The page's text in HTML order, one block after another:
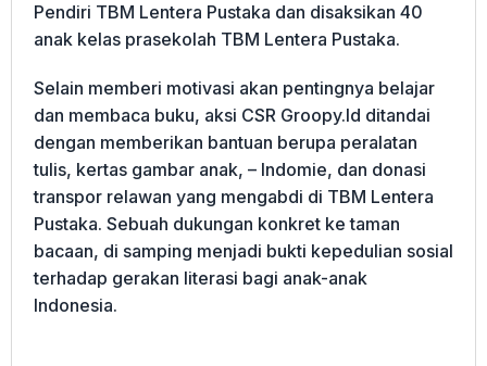
Pendiri TBM Lentera Pustaka dan disaksikan 40
anak kelas prasekolah TBM Lentera Pustaka.
Selain memberi motivasi akan pentingnya belajar
dan membaca buku, aksi CSR Groopy.Id ditandai
dengan memberikan bantuan berupa peralatan
tulis, kertas gambar anak, – Indomie, dan donasi
transpor relawan yang mengabdi di TBM Lentera
Pustaka. Sebuah dukungan konkret ke taman
bacaan, di samping menjadi bukti kepedulian sosial
terhadap gerakan literasi bagi anak-anak
Indonesia.